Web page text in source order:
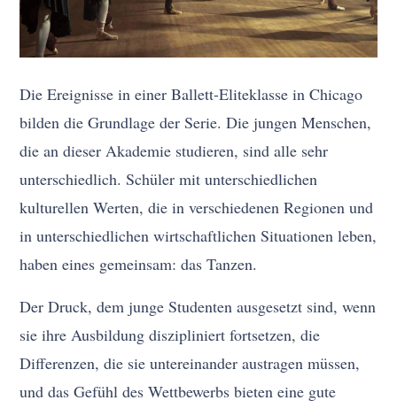
Die Ereignisse in einer Ballett-Eliteklasse in Chicago
bilden die Grundlage der Serie. Die jungen Menschen,
die an dieser Akademie studieren, sind alle sehr
unterschiedlich. Schüler mit unterschiedlichen
kulturellen Werten, die in verschiedenen Regionen und
in unterschiedlichen wirtschaftlichen Situationen leben,
haben eines gemeinsam: das Tanzen.
Der Druck, dem junge Studenten ausgesetzt sind, wenn
sie ihre Ausbildung diszipliniert fortsetzen, die
Differenzen, die sie untereinander austragen müssen,
und das Gefühl des Wettbewerbs bieten eine gute